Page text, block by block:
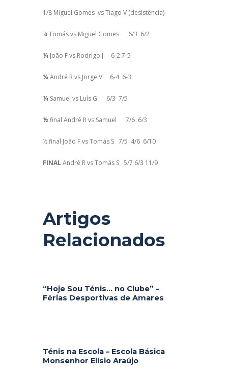
1/8 Miguel Gomes vs Tiago V (desistência)
¼ Tomás vs Miguel Gomes 6/3 6/2
¼ João F vs Rodrigo J 6-2 7-5
¼ André R vs Jorge V 6-4 6-3
¼ Samuel vs Luís G 6/3 7/5
½ final André R vs Samuel 7/6 6/3
½ final João F vs Tomás S 7/5 4/6 6/10
FINALAndré R vs Tomás S 5/7 6/3 11/9
Artigos
Relacionados
“Hoje Sou Ténis… no Clube” –
Férias Desportivas de Amares
Ténis na Escola – Escola Básica
Monsenhor Elísio Araújo